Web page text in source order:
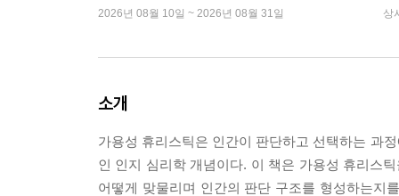
2026년 08월 10일 ~ 2026년 08월 31일 상
소개
가용성 휴리스틱은 인간이 판단하고 선택하는 과
인 인지 심리학 개념이다. 이 책은 가용성 휴리스
어떻게 맞물리며 인간의 판단 구조를 형성하는지